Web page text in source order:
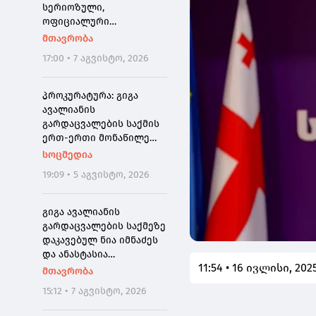
"გაჟონა", ამიტომ დღეს
მომიწია
სერიოზული,
ოფიციალური
განცხადება ჩემგან ამ 10
კიდევ ერთხელ გთხოვთ,
დამეხმარეთ
გაზიარებაში"
მთავრობა
17:00 • 7 აგვისტო, 2026
პროკურატურა: გიგა
ავალიანის
გარდაცვალების საქმის
ერთ-ერთი მონაწილე
ნია იმნაძე დაკავებულია
სოცმედია
19:09 • 5 აგვისტო, 2026
გიგა ავალიანის
გარდაცვალების საქმეზე
დაკავებულ ნია იმნაძეს
და ანასტასია
ბერუაშვილს აღკვეთის
პატიმრობა შეეფარდათ
მთავრობა
15:12 • 7 აგვისტო, 2026
11:54 • 16 ივლისი,